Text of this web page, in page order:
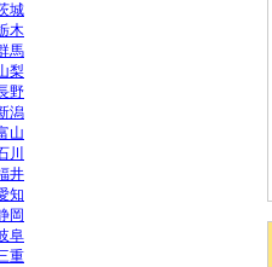
城
木
馬
梨
野
潟
山
川
井
知
岡
阜
重